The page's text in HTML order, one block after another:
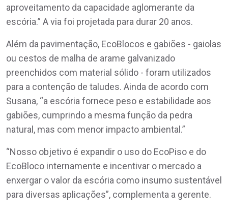
aproveitamento da capacidade aglomerante da
escória.” A via foi projetada para durar 20 anos.
Além da pavimentação, EcoBlocos e gabiões - gaiolas
ou cestos de malha de arame galvanizado
preenchidos com material sólido - foram utilizados
para a contenção de taludes. Ainda de acordo com
Susana, “a escória fornece peso e estabilidade aos
gabiões, cumprindo a mesma função da pedra
natural, mas com menor impacto ambiental.”
“Nosso objetivo é expandir o uso do EcoPiso e do
EcoBloco internamente e incentivar o mercado a
enxergar o valor da escória como insumo sustentável
para diversas aplicações”, complementa a gerente.